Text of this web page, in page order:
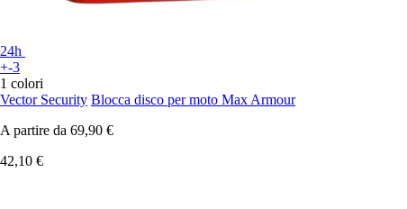
24h
+-3
1 colori
Vector Security Blocca disco per moto Max Armour
A partire da 69,90 €
42,10 €